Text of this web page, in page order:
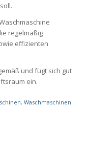
regelmäßig
effizienten
und fügt sich gut
ein.
, Waschmaschinen